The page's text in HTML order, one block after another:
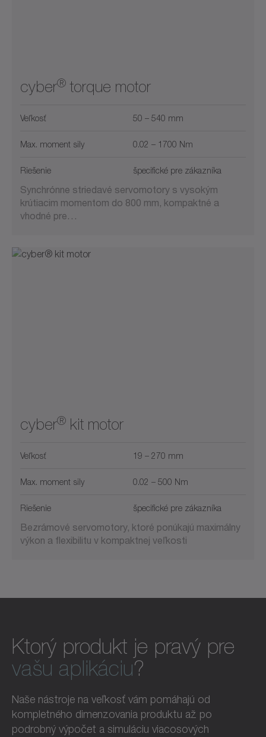
cyber® torque motor
Veľkosť 50 – 540 mm
Max. moment sily 0.02 – 1700 Nm
Riešenie špecifické pre zákazníka
Synchrónne striedavé servomotory s vysokým
krútiacim momentom do 800 mm, kompaktné a
vhodné pre…
cyber® kit motor
Veľkosť 19 – 270 mm
Max. moment sily 0.02 – 500 Nm
Riešenie špecifické pre zákazníka
Bezrámové servomotory, ktoré ponúkajú maximálny
výkon a flexibilitu v kompaktnej veľkosti
Ktorý produkt je pravý pre
vašu aplikáciu?
Naše nástroje na veľkosť vám pomáhajú od
kompletného dimenzovania produktu až po
podrobný výpočet a simuláciu viacosových